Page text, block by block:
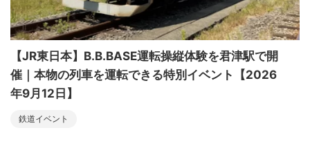
【JR東日本】B.B.BASE運転操縦体験を君津駅で開
催｜本物の列車を運転できる特別イベント【2026
年9月12日】
鉄道イベント